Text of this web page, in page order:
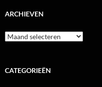
ARCHIEVEN
Archieven
CATEGORIEËN